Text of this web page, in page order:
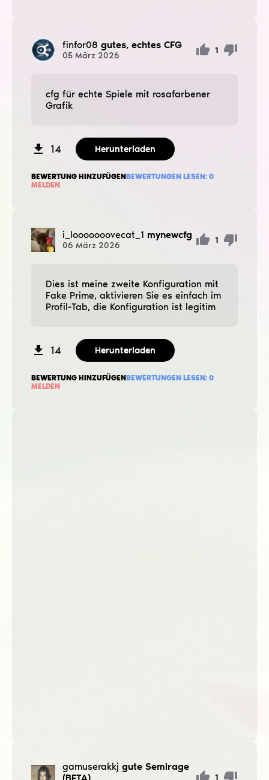
finfor08 gutes, echtes CFG
05 März 2026
1
cfg für echte Spiele mit rosafarbener
Grafik
14 Herunterladen
BEWERTUNG HINZUFÜGENBEWERTUNGEN LESEN: 0
MELDEN
i_looooooovecat_1 mynewcfg
06 März 2026
1
Dies ist meine zweite Konfiguration mit
Fake Prime, aktivieren Sie es einfach im
Profil-Tab, die Konfiguration ist legitim
14 Herunterladen
BEWERTUNG HINZUFÜGENBEWERTUNGEN LESEN: 0
MELDEN
gamuserakkj gute Semirage
1